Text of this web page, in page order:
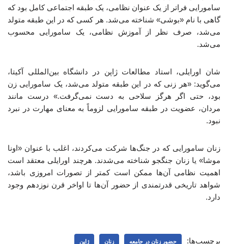
سامورایی فراتر از یک عنوان نظامی، یک طبقه اجتماعی کامل بود که
گاهی با نام «بوشی» شناخته می‌شد. هر کسی که در این طبقه متولد
می‌شد، صرف نظر از آموزش نظامی، یک سامورایی محسوب
می‌شد.
شان اورایلی، استاد مطالعات ژاپن در دانشگاه بین‌المللی آکیتا،
می‌گوید: «هر زنی که در این طبقه متولد می‌شد، یک سامورایی زن
بود، حتی اگر هرگز سلاحی به دست نمی‌گرفت.» درست مانند
مردان، عضویت در طبقه سامورایی لزوماً به معنای مهارت در نبرد
نبود.
زنان سامورایی که در جنگ‌ها شرکت می‌کردند، اغلب با عنوان «اونا
موشا» یا زنان جنگجو شناخته می‌شدند. هرچند اورایلی معتقد است
اهمیت نظامی آن‌ها ممکن است کمتر از تصورات امروزی باشد،
شواهد تاریخی قدرتمندی از حضور آن‌ها تا اواخر قرن نوزدهم وجود
دارد.
برچسب‌ها: حضور زنان در جامعه زنان ژاپن